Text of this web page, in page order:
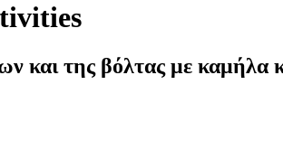
και της βόλτας με καμήλα